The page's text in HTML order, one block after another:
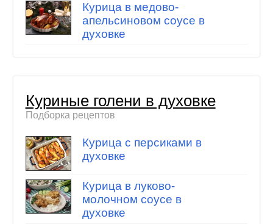
Курица в медово-
апельсиновом соусе в
духовке
Куриные голени в духовке
Подборка рецептов
Курица с персиками в
духовке
Курица в луково-
молочном соусе в
духовке